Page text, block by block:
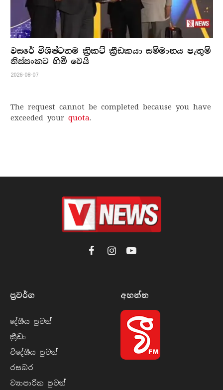
වසරේ විශිෂ්ටතම ක්‍රිකට් ක්‍රීඩකයා සම්මානය පැතුම්
නිස්සංකට හිමි වෙයි
2026-08-07
The request cannot be completed because you have
exceeded your quota.
FacebookInstagramYouTube
ප්‍රවර්​ග
දේශීය පුව​ත්
ක්‍රී​ඩා
විදේශීය පුව​ත්
රසබ​ර
ව්‍යාපාරික පුව​ත්
අහන්​න